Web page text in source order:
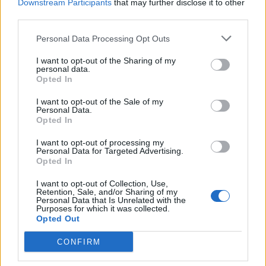
Downstream Participants that may further disclose it to other
Personal Data Processing Opt Outs
I want to opt-out of the Sharing of my
personal data.
Opted In
I want to opt-out of the Sale of my
Personal Data.
Opted In
I want to opt-out of processing my
Personal Data for Targeted Advertising.
Opted In
I want to opt-out of Collection, Use,
Retention, Sale, and/or Sharing of my
Personal Data that Is Unrelated with the
Purposes for which it was collected.
Opted Out
CONFIRM
In evidenza